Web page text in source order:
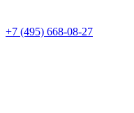
+7 (495) 668-08-27